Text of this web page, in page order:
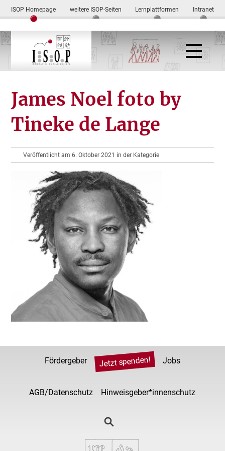
ISOP Homepage weitere ISOP-Seiten Lernplattformen Intranet
James Noel foto by
Tineke de Lange
Veröffentlicht am 6. Oktober 2021 in der Kategorie
Fördergeber Jetzt spenden! Jobs
AGB/Datenschutz Hinweisgeber*innenschutz